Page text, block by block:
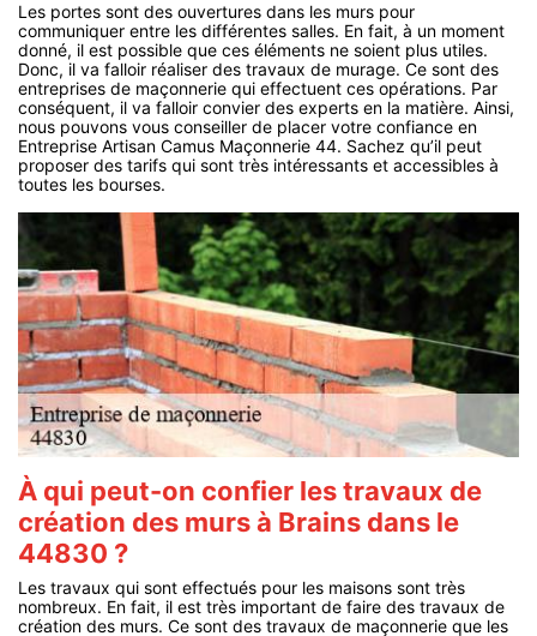
Les portes sont des ouvertures dans les murs pour
communiquer entre les différentes salles. En fait, à un moment
donné, il est possible que ces éléments ne soient plus utiles.
Donc, il va falloir réaliser des travaux de murage. Ce sont des
entreprises de maçonnerie qui effectuent ces opérations. Par
conséquent, il va falloir convier des experts en la matière. Ainsi,
nous pouvons vous conseiller de placer votre confiance en
Entreprise Artisan Camus Maçonnerie 44. Sachez qu’il peut
proposer des tarifs qui sont très intéressants et accessibles à
toutes les bourses.
À qui peut-on confier les travaux de
création des murs à Brains dans le
44830 ?
Les travaux qui sont effectués pour les maisons sont très
nombreux. En fait, il est très important de faire des travaux de
création des murs. Ce sont des travaux de maçonnerie que les